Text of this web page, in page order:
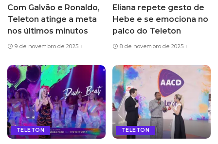
Com Galvão e Ronaldo,
Teleton atinge a meta
nos últimos minutos
9 de novembro de 2025
Eliana repete gesto de
Hebe e se emociona no
palco do Teleton
8 de novembro de 2025
TELETON TELETON